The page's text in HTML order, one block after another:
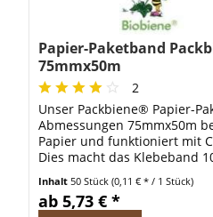
Papier-Paketband
75mmx50m
2
Unser Packbiene® Papier-
Abmessungen 75mmx50m
Papier und funktioniert mit
Dies macht das Klebeband
Inhalt50 Stück(0,11 € * / 1 Stück)
ab 5,73 € *